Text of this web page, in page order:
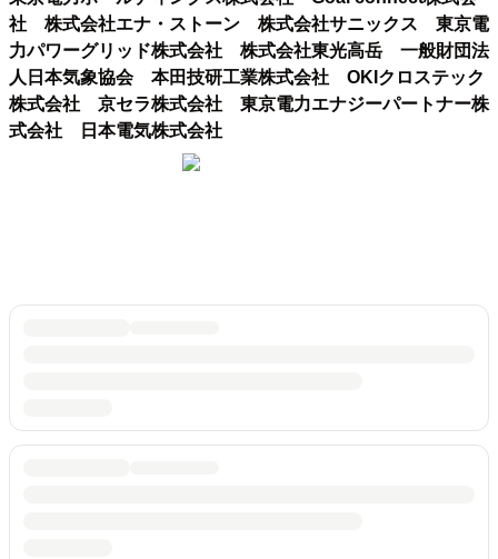
社 株式会社エナ・ストーン 株式会社サニックス 東京電
力パワーグリッド株式会社 株式会社東光高岳 一般財団法
人日本気象協会 本田技研工業株式会社 OKIクロステック
株式会社 京セラ株式会社 東京電力エナジーパートナー株
式会社 日本電気株式会社